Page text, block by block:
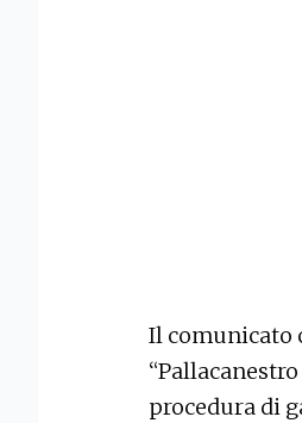
Il comunicato
procedura di